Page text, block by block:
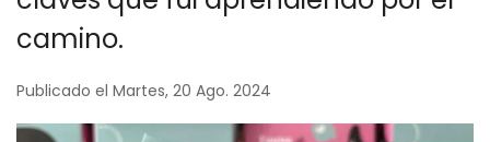
camino.
Publicado el Martes, 20 Ago. 2024